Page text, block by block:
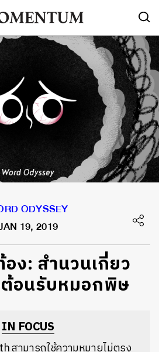
ODYSSEY
19, 2019
อง: สำนวนเกี่ยว
อนรับหมอกพิษ
IN FOCUS
สามารถใช้ความหมายไม่ตรง